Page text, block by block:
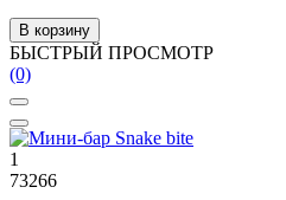
В корзину
БЫСТРЫЙ ПРОСМОТР
(0)
1
73266